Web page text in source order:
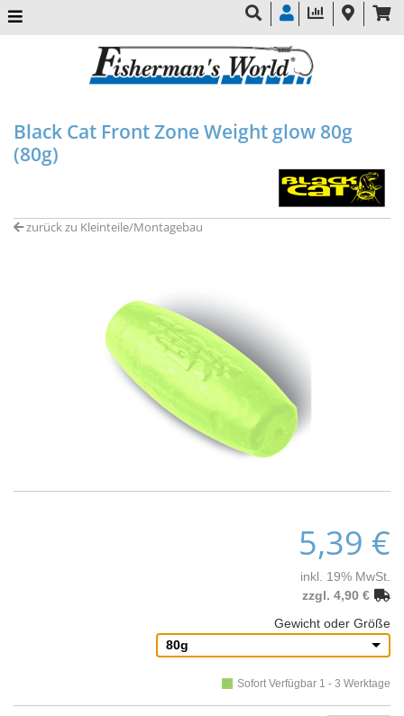
Black Cat Front Zone Weight glow 80g
(80g)
zurück zu Kleinteile/Montagebau
5,39 €
inkl. 19% MwSt.
zzgl. 4,90 €
Gewicht oder Größe
80g
Sofort Verfügbar 1 - 3 Werktage